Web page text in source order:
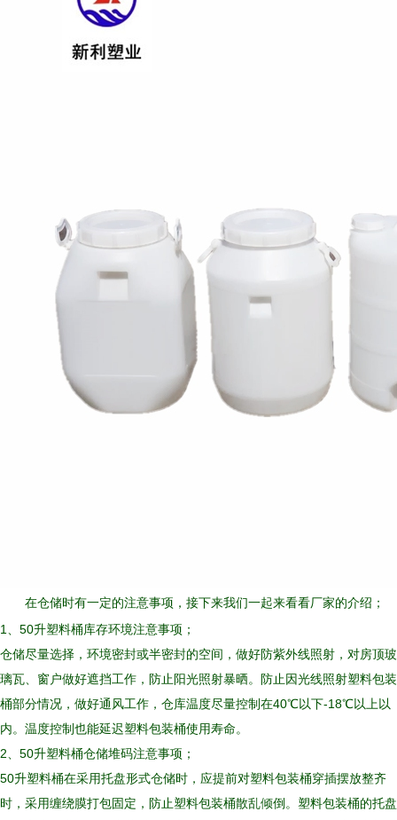
在仓储时有一定的注意事项，接下来我们一起来看看厂家的介绍；
1、50升塑料桶库存环境注意事项；
仓储尽量选择，环境密封或半密封的空间，做好防紫外线照射，对房顶玻
璃瓦、窗户做好遮挡工作，防止阳光照射暴晒。防止因光线照射塑料包装
桶部分情况，做好通风工作，仓库温度尽量控制在40℃以下-18℃以上以
内。温度控制也能延迟塑料包装桶使用寿命。
2、50升塑料桶仓储堆码注意事项；
50升塑料桶在采用托盘形式仓储时，应提前对塑料包装桶穿插摆放整齐
时，采用缠绕膜打包固定，防止塑料包装桶散乱倾倒。塑料包装桶的托盘